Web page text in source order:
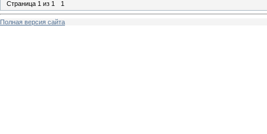
Страница 1 из 1 1
Полная версия сайта